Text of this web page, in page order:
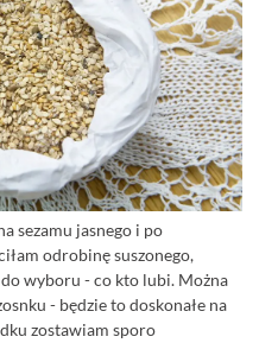
sezamu jasnego i po
odrobinę suszonego,
wyboru - co kto lubi. Można
- będzie to doskonałe na
zostawiam sporo